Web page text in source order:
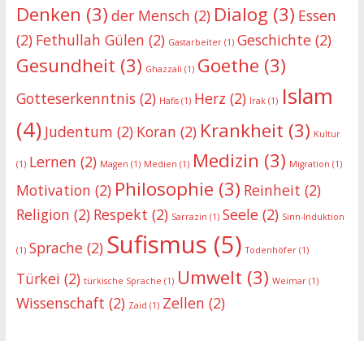
Denken (3) der Mensch (2) Dialog (3) Essen
(2) Fethullah Gülen (2) Gastarbeiter(1) Geschichte(2)
Gesundheit (3) Ghazzali (1) Goethe (3)
Gotteserkenntnis (2) Hafis(1) Herz (2) Irak(1) Islam
(4) Judentum (2) Koran (2) Krankheit (3) Kultur
(1) Lernen (2) Magen (1) Medien (1) Medizin (3) Migration (1)
Motivation (2) Philosophie (3) Reinheit (2)
Religion (2) Respekt (2) Sarrazin (1) Seele(2) Sinn-Induktion
(1) Sprache(2) Sufismus (5) Todenhöfer(1)
Türkei (2) türkische Sprache (1) Umwelt (3) Weimar(1)
Wissenschaft (2) Zaid (1) Zellen (2)